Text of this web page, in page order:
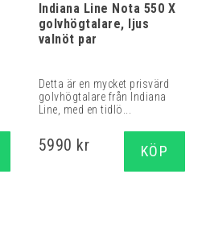
Indiana Line Nota 550 X
golvhögtalare, ljus
valnöt par
Detta är en mycket prisvärd
golvhögtalare från Indiana
Line, med en tidlö...
5990 kr KÖP